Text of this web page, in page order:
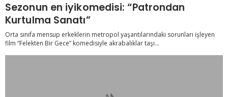
Sezonun en iyikomedisi: “Patrondan
Kurtulma Sanatı”
Orta sınıfa mensup erkeklerin metropol yaşantılarındaki sorunları işleyen
film “Felekten Bir Gece” komedisiyle akrabalıklar taşı...